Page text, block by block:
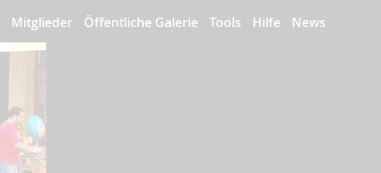
Mitglieder Öffentliche Galerie Tools Hilfe News